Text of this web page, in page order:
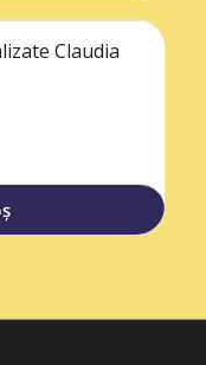
Claudia